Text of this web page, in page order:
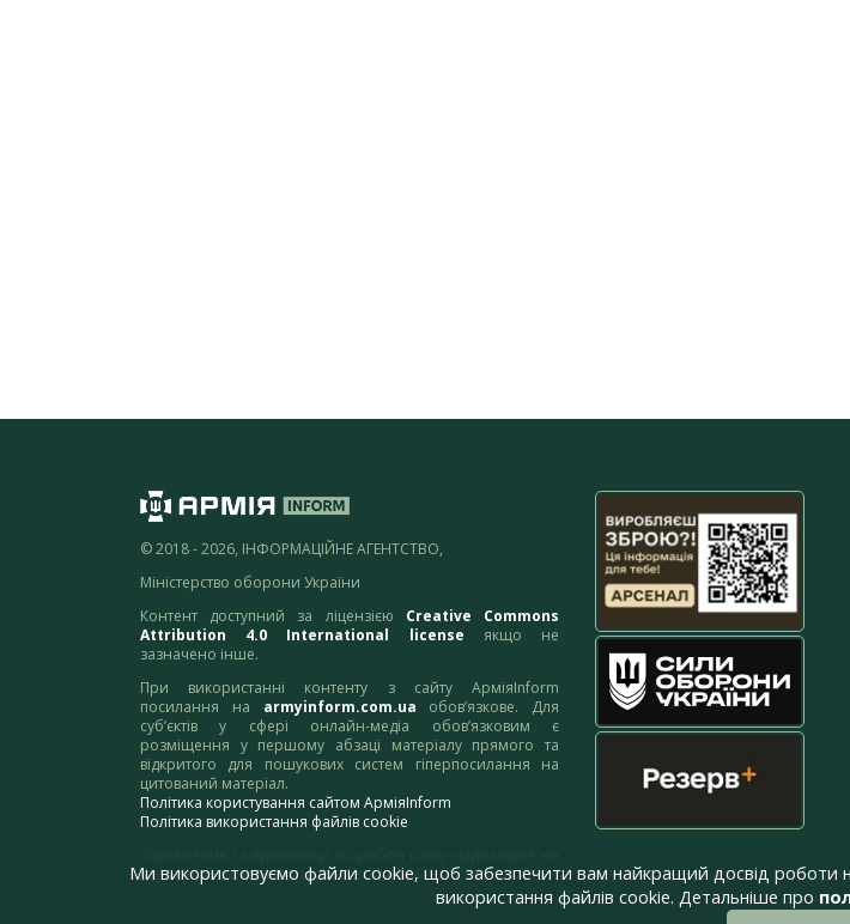
© 2018 - 2026, ІНФОРМАЦІЙНЕ АГЕНТСТВО,
Міністерство оборони України
Контент доступний за ліцензією Creative Commons
Attribution 4.0 International license якщо не
зазначено інше.
При використанні контенту з сайту АрміяInform
посилання на armyinform.com.ua обов’язкове. Для
суб’єктів у сфері онлайн-медіа обов’язковим є
розміщення у першому абзаці матеріалу прямого та
відкритого для пошукових систем гіперпосилання на
цитований матеріал.
Політика користування сайтом АрміяInform
Політика використання файлів cookie
адресу:webmaster@armyinform.com.ua
Ми використовуємо файли cookie, щоб забезпечити вам найкращий досвід роботи
використання файлів cookie. Детальніше про